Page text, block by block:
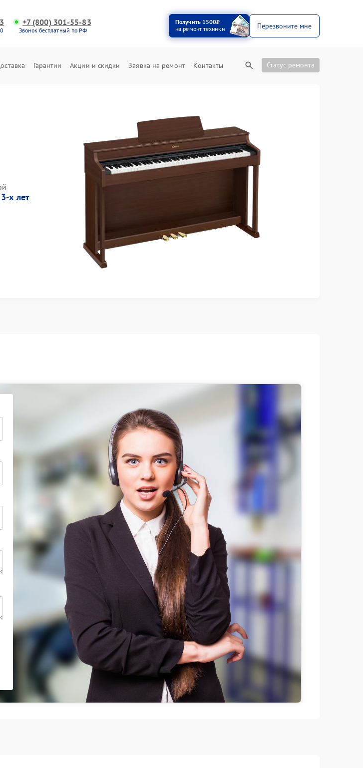
+7 (800) 301-55-83
Звонок бесплатный по РФ
Получить 1500₽
на ремонт техники
Перезвоните мне
Гарантии Акции и скидки Заявка на ремонт Контакты Статус ремонта
х лет